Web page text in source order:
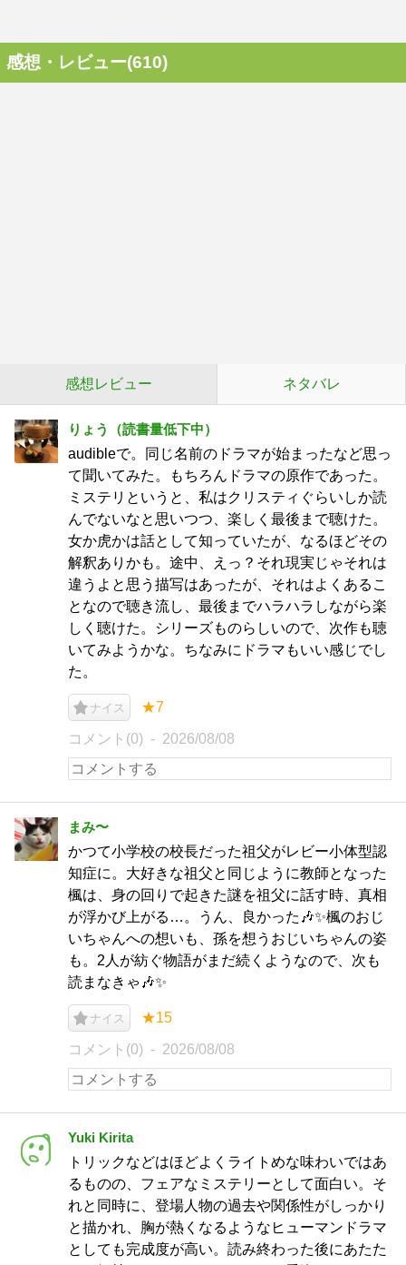
感想・レビュー(610)
感想レビュー ネタバレ
りょう（読書量低下中）
audibleで。同じ名前のドラマが始まったなど思っ
て聞いてみた。もちろんドラマの原作であった。
ミステリというと、私はクリスティぐらいしか読
んでないなと思いつつ、楽しく最後まで聴けた。
女か虎かは話として知っていたが、なるほどその
解釈ありかも。途中、えっ？それ現実じゃそれは
違うよと思う描写はあったが、それはよくあるこ
となので聴き流し、最後までハラハラしながら楽
しく聴けた。シリーズものらしいので、次作も聴
いてみようかな。ちなみにドラマもいい感じでし
た。
ナイス ★7
コメント(0) 2026/08/08
まみ〜
かつて小学校の校長だった祖父がレビー小体型認
知症に。大好きな祖父と同じように教師となった
楓は、身の回りで起きた謎を祖父に話す時、真相
が浮かび上がる…。うん、良かった🎶✨楓のおじ
いちゃんへの想いも、孫を想うおじいちゃんの姿
も。2人が紡ぐ物語がまだ続くようなので、次も
読まなきゃ🎶✨
ナイス ★15
コメント(0) 2026/08/08
Yuki Kirita
トリックなどはほどよくライトめな味わいではあ
るものの、フェアなミステリーとして面白い。そ
れと同時に、登場人物の過去や関係性がしっかり
と描かれ、胸が熱くなるようなヒューマンドラマ
としても完成度が高い。読み終わった後にあたた